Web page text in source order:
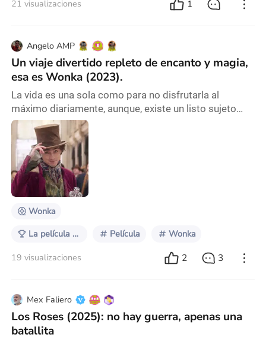
21 visualizaciones 1
Angelo AMP
Un viaje divertido repleto de encanto y magia,
esa es Wonka (2023).
La vida es una sola como para no disfrutarla al
máximo diariamente, aunque, existe un listo sujeto
capaz de desafiar las leyes de la física al querer
cumplir un deseo sin precedentes... Wonka ... es el
título de la próxima cinta que reseñaré a
continuación... sígueme a esta andanza mágica
suscitada en los orígenes del carismático y humilde
chocolatero. Hace unas semanas tuve la dicha de
Wonka
La película que me lleva a la infancia Película Wonka
19 visualizaciones 2 3
Mex Faliero
Los Roses (2025): no hay guerra, apenas una
batallita